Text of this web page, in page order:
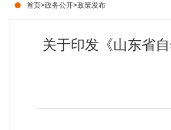
首页>政务公开>政策发布
关于印发《山东省